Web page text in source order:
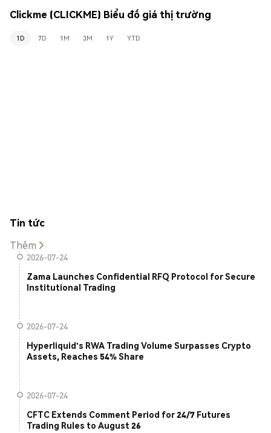
Clickme (CLICKME) Biểu đồ giá thị trường
1D 7D 1M 3M 1Y YTD
Tin tức
Thêm
2026-07-24
Zama Launches Confidential RFQ Protocol for Secure
Institutional Trading
2026-07-24
Hyperliquid's RWA Trading Volume Surpasses Crypto
Assets, Reaches 54% Share
2026-07-24
CFTC Extends Comment Period for 24/7 Futures
Trading Rules to August 26